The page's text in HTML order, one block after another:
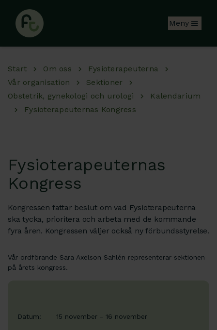
Meny
Start Om oss
Fysioterapeuterna
Vår organisation
Sektioner
Obstetrik, gynekologi och urologi
Kalendarium
Fysioterapeuternas Kongress
Datum: 15 november - 16 november
Fysioterapeuternas
Kongress
Kongressen fattar beslut om vad Fysioterapeuterna
ska tycka, prioritera och arbeta med de kommande
fyra åren. Kongressen väljer också ny förbundsstyrelse.
Vår ordförande Sara Axelson Sahlén representerar sektionen
på årets kongress.